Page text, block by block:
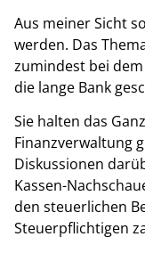
Aus meiner Sicht
werden. Das
zumindest bei
die lange Bank
Sie halten das
Finanzverwaltung
Diskussionen
Kassen-
den steuerlichen
Steuerpflichtigen